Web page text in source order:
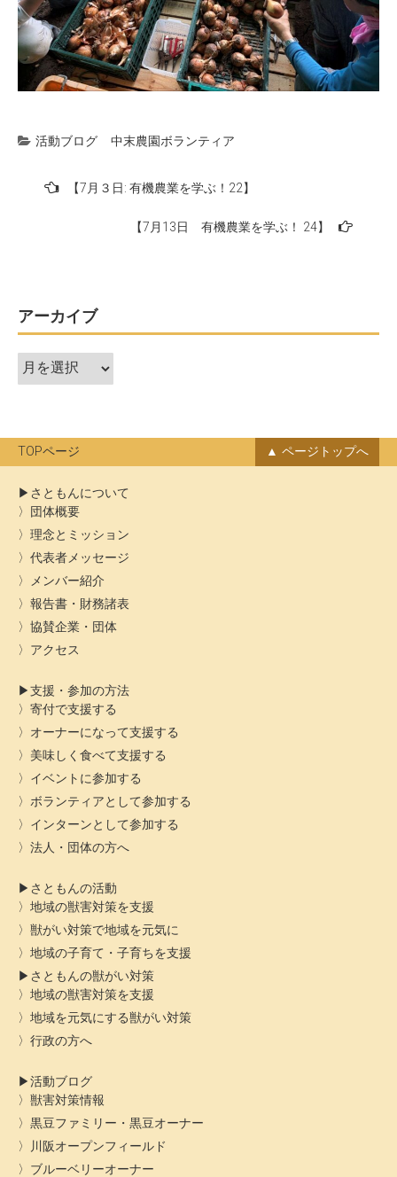
活動ブログ 中末農園ボランティア
ー
シ
ョ
【7月３日: 有機農業を学ぶ！22】
【7月13日 有機農業を学ぶ！ 24】
アーカイブ
ア
ー
ブ
TOPページ ページトップへ
さともんについて
団体概要
理念とミッション
代表者メッセージ
メンバー紹介
報告書・財務諸表
協賛企業・団体
アクセス
支援・参加の方法
寄付で支援する
オーナーになって支援する
美味しく食べて支援する
イベントに参加する
ボランティアとして参加する
インターンとして参加する
法人・団体の方へ
さともんの活動
地域の獣害対策を支援
獣がい対策で地域を元気に
地域の子育て・子育ちを支援
さともんの獣がい対策
地域の獣害対策を支援
地域を元気にする獣がい対策
行政の方へ
活動ブログ
獣害対策情報
黒豆ファミリー・黒豆オーナー
川阪オープンフィールド
ブルーベリーオーナー